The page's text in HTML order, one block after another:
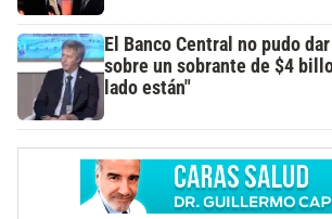
El Banco Central no pudo
sobre un sobrante de $4
lado están"